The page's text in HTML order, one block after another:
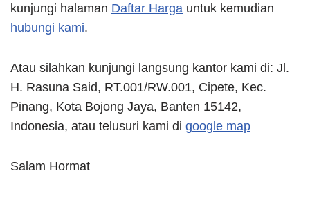
kunjungi halaman Daftar Harga untuk kemudian
hubungi kami.
Atau silahkan kunjungi langsung kantor kami di: Jl.
H. Rasuna Said, RT.001/RW.001, Cipete, Kec.
Pinang, Kota Bojong Jaya, Banten 15142,
Indonesia, atau telusuri kami di google map
Salam Hormat